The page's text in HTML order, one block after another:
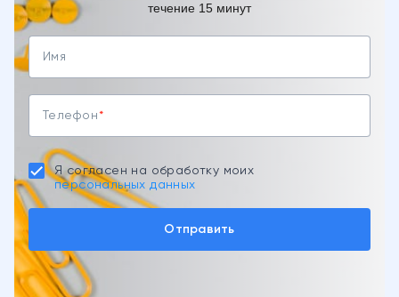
течение 15 минут
Имя
Телефон
Я согласен на обработку моих
персональных данных
Отправить